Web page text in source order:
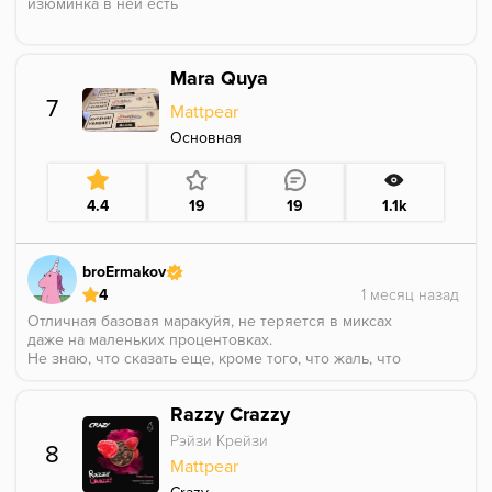
изюминка в ней есть
7
Mara Quya
Mattpear
Основная
4.4 19 19 1.1k
broErmakov
4
Отличная базовая маракуйя, не теряется в миксах
даже на маленьких процентовках.
Не знаю, что сказать еще, кроме того, что жаль, что
8
Razzy Crazzy
Рэйзи Крейзи
Mattpear